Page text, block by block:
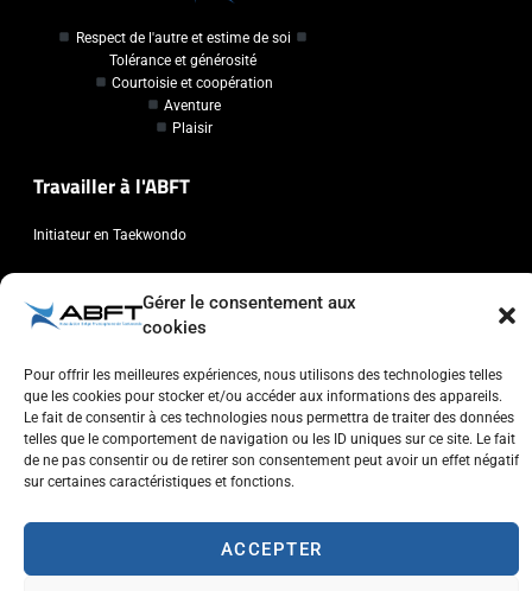
Gérer le consentement aux
cookies
Pour offrir les meilleures expériences, nous utilisons des technologies telles
que les cookies pour stocker et/ou accéder aux informations des appareils.
Le fait de consentir à ces technologies nous permettra de traiter des données
telles que le comportement de navigation ou les ID uniques sur ce site. Le fait
de ne pas consentir ou de retirer son consentement peut avoir un effet négatif
sur certaines caractéristiques et fonctions.
ACCEPTER
Respect de l'autre et estime de soi
Tolérance et générosité
Courtoisie et coopération
Aventure
Plaisir
Travailler à l'ABFT
Initiateur en Taekwondo
Chaussée de Wavre, 2057 - 1160 Auderghem
info@abft.be
+32 (0)2 347 34 77